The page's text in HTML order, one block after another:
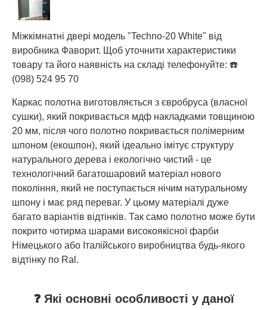
Міжкімнатні двері модель "Techno-20 White" від
виробника Фаворит. Щоб уточнити характеристики
товару та його наявність на складі телефонуйте: ☎️
(098) 524 95 70
Каркас полотна виготовляється з євробруса (власної
сушки), який покривається мдф накладками товщиною
20 мм, після чого полотно покривається полімерним
шпоном (екошпон), який ідеально імітує структуру
натурального дерева і екологічно чистий - це
технологічний багатошаровий матеріал нового
покоління, який не поступається нічим натуральному
шпону і має ряд переваг. У цьому матеріалі дуже
багато варіантів відтінків. Так само полотно може бути
покрито чотирма шарами високоякісної фарби
Німецького або Італійського виробництва будь-якого
відтінку по Ral.
❓ Які основні особливості у даної